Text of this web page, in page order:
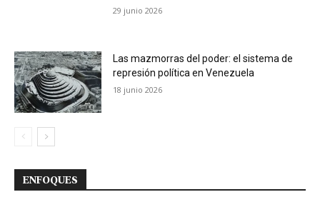
29 junio 2026
Las mazmorras del poder: el sistema de
represión política en Venezuela
18 junio 2026
ENFOQUES